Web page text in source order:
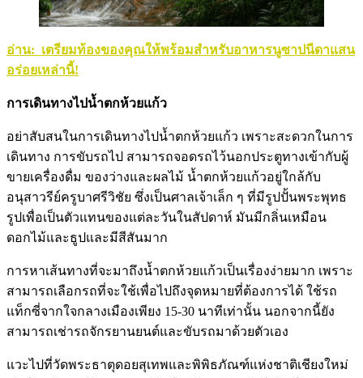
อ่าน: เตรียมท้องของคุณให้พร้อมสำหรับอาหารนูซาปนีดาแสน
อร่อยเหล่านี้!
การเดินทางไปน้ำตกห้วยแก้ว
อย่าสับสนในการเดินทางไปน้ำตกห้วยแก้ว เพราะสะดวกในการ
เดินทาง การขับรถไป สามารถจอดรถไว้นอกประตูทางเข้ากับผู้
ขายเครื่องดื่ม ของว่างและผลไม้ น้ำตกห้วยแก้วอยู่ใกล้กับ
อนุสาวรีย์ครูบาศรีวิชัย ซึ่งเป็นศาลเจ้าเล็ก ๆ ที่มีรูปปั้นพระพุทธ
รูปเพื่อเป็นตัวแทนของแต่ละวันในสัปดาห์ มันมีกลิ่นเหมือน
ดอกไม้และธูปและมีสีสันมาก
การหาเส้นทางที่จะมาถึงน้ำตกห้วยแก้วเป็นเรื่องง่ายมาก เพราะ
สามารถเลือกรถที่จะใช้เพื่อไปถึงจุดหมายที่ต้องการได้ ใช้รถ
แท็กซี่จากใจกลางเมืองเพียง 15-30 นาทีเท่านั้น นอกจากนี้ยัง
สามารถเช่ารถจักรยานยนต์และขับรถมาด้วยตัวเอง
แวะไปที่วัดพระธาตุดอยสุเทพและพิพิธภัณฑ์แห่งชาติเชียงใหม่